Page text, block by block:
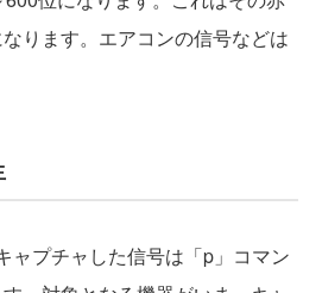
ります。エアコンの信号などは
ャプチャした信号は「p」コマン